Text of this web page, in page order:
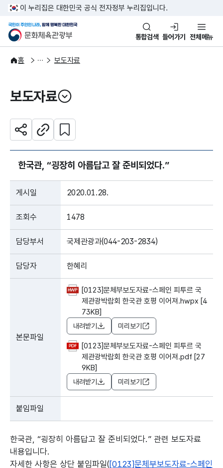
본문 바로가기
주메뉴 바로가기
이 누리집은 대한민국 공식 전자정부 누리집입니다.
문화체육관광부
국민이 주인인 나라, 함께 행복
통합검색 들어가기 전체메뉴
홈
알림·소식
보도·뉴스 보도자료
보도자료
열기
공유하기주소복사
관심 콘텐츠 설정하기
한국관, “굉장히 아름답고 잘 준비되었다.”
게시일 2020.01.28.
조회수 1478
담당부서 국제관광과(044-203-2834)
담당자 한혜리
본문파일
[0123]문체부보도자료-스페인 피투르 국
제관광박람회 한국관 호평 이어져.hwpx [4
73KB]
내려받기 미리보기
[0123]문체부보도자료-스페인 피투르 국
제관광박람회 한국관 호평 이어져.pdf [27
9KB]
내려받기 미리보기
붙임파일
한국관, “굉장히 아름답고 잘 준비되었다.” 관련 보도자료
내용입니다.
자세한 사항은 상단 붙임파일([0123]문체부보도자료-스페인